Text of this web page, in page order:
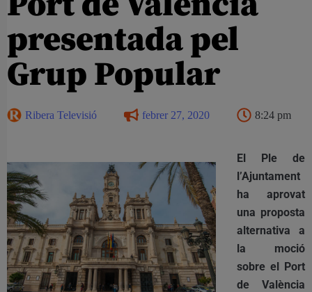
presentada pel
Grup Popular
Ribera Televisió febrer 27, 2020 8:24 pm
El Ple de
l’Ajuntament
ha aprovat
una proposta
alternativa a
la moció
sobre el Port
de València